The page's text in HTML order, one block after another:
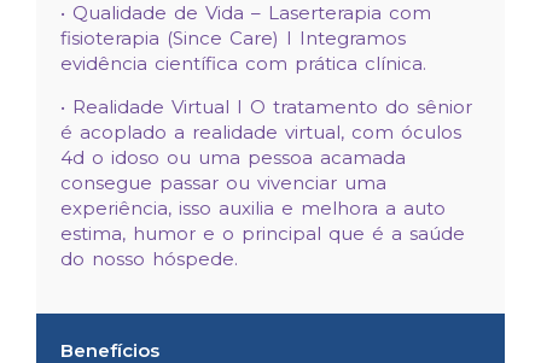
• Qualidade de Vida – Laserterapia com
fisioterapia (Since Care) I Integramos
evidência científica com prática clínica.
• Realidade Virtual I O tratamento do sênior
é acoplado a realidade virtual, com óculos
4d o idoso ou uma pessoa acamada
consegue passar ou vivenciar uma
experiência, isso auxilia e melhora a auto
estima, humor e o principal que é a saúde
do nosso hóspede.
Benefícios